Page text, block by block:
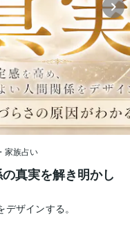
家族占い
真実を解き明かし
ザインする。